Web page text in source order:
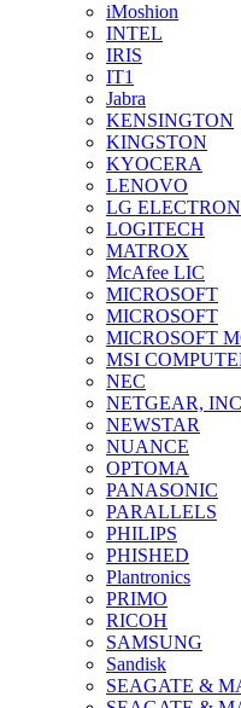
iMoshion
INTEL
IRIS
IT1
Jabra
KENSINGTON
KINGSTON
KYOCERA
LENOVO
LG
LOGITECH
MATROX
McAfee LIC
MICROSOFT
MICROSOFT
MICROSOFT
MSI
NEC
NETGEAR,
NEWSTAR
NUANCE
OPTOMA
PANASONIC
PARALLELS
PHILIPS
PHISHED
Plantronics
PRIMO
RICOH
SAMSUNG
Sandisk
SEAGATE &